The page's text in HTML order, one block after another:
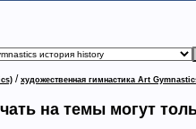
/ художественная гимнастика Art
на темы могут